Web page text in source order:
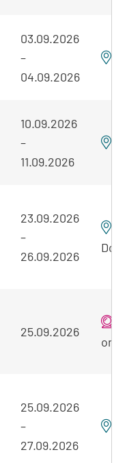
03.09.2026
–
04.09.2026
10.09.2026
–
11.09.2026
23.09.2026
–
26.09.2026
25.09.2026
25.09.2026
–
27.09.2026